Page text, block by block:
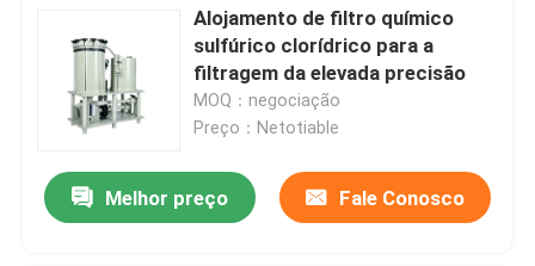
Alojamento de filtro químico
sulfúrico clorídrico para a
filtragem da elevada precisão
MOQ：negociação
Preço：Netotiable
Melhor preço Fale Conosco